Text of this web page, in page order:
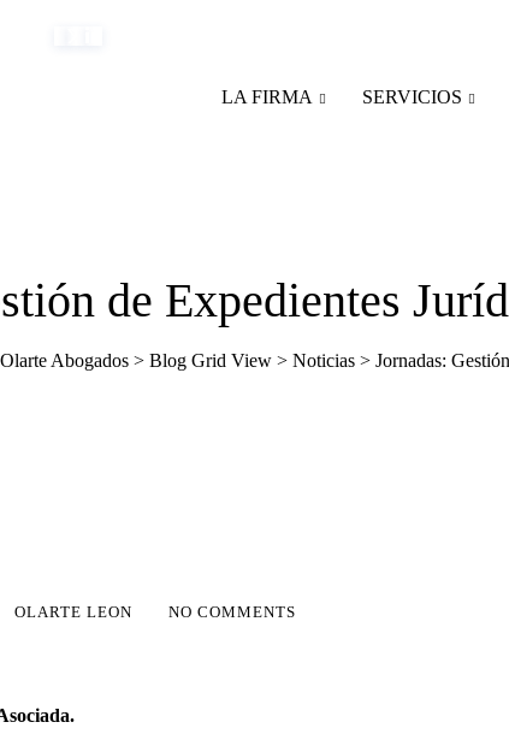
LA FIRMA SERVICIOS
de Expedientes
Abogados> Blog Grid View> Noticias> Jornadas:
OLARTE LEON NO COMMENTS